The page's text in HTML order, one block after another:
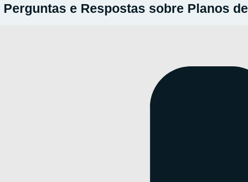
Perguntas e Respostas sobre Planos